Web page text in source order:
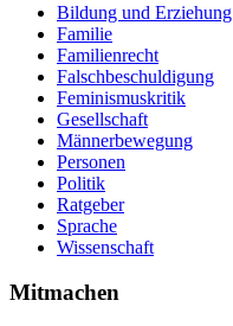
Bildung und Erziehung
Familie
Familienrecht
Falschbeschuldigung
Feminismuskritik
Gesellschaft
Männerbewegung
Personen
Politik
Ratgeber
Sprache
Wissenschaft
Mitmachen